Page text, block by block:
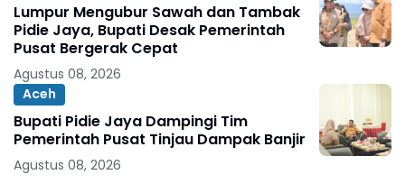
Lumpur Mengubur Sawah dan Tambak
Pidie Jaya, Bupati Desak Pemerintah
Pusat Bergerak Cepat
Agustus 08, 2026
Aceh
Bupati Pidie Jaya Dampingi Tim
Pemerintah Pusat Tinjau Dampak Banjir
Agustus 08, 2026